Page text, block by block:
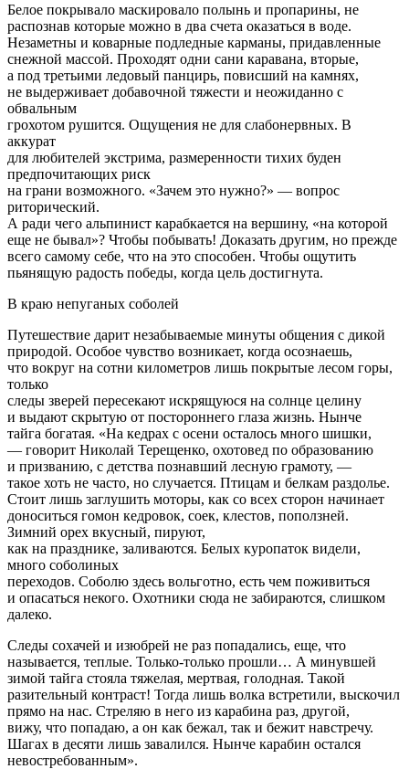
Белое покрывало маскировало полынь и пропарины, не
распознав которые можно в два счета оказаться в воде.
Незаметны и коварные подледные карманы, придавленные
снежной массой. Проходят одни сани каравана, вторые,
а под третьими ледовый панцирь, повисший на камнях,
не выдерживает добавочной тяжести и неожиданно с
обвальным
грохотом рушится. Ощущения не для слабонервных. В
аккурат
для любителей экстрима, размеренности тихих буден
предпочитающих риск
на грани возможного. «Зачем это нужно?» — вопрос
риторический.
А ради чего альпинист карабкается на вершину, «на которой
еще не бывал»? Чтобы побывать! Доказать другим, но прежде
всего самому себе, что на это способен. Чтобы ощутить
пьянящую радость победы, когда цель достигнута.
В краю непуганых соболей
Путешествие дарит незабываемые минуты общения с дикой
природой. Особое чувство возникает, когда осознаешь,
что вокруг на сотни километров лишь покрытые лесом горы,
только
следы зверей пересекают искрящуюся на солнце целину
и выдают скрытую от постороннего глаза жизнь. Нынче
тайга богатая. «На кедрах с осени осталось много шишки,
— говорит Николай Терещенко, охотовед по образованию
и призванию, с детства познавший лесную грамоту, —
такое хоть не часто, но случается. Птицам и белкам раздолье.
Стоит лишь заглушить моторы, как со всех сторон начинает
доноситься гомон кедровок, соек, клестов, поползней.
Зимний орех вкусный, пируют,
как на празднике, заливаются. Белых куропаток видели,
много соболиных
переходов. Соболю здесь вольготно, есть чем поживиться
и опасаться некого. Охотники сюда не забираются, слишком
далеко.
Следы сохачей и изюбрей не раз попадались, еще, что
называется, теплые. Только-только прошли… А минувшей
зимой тайга стояла тяжелая, мертвая, голодная. Такой
разительный контраст! Тогда лишь волка встретили, выскочил
прямо на нас. Стреляю в него из карабина раз, другой,
вижу, что попадаю, а он как бежал, так и бежит навстречу.
Шагах в десяти лишь завалился. Нынче карабин остался
невостребованным».